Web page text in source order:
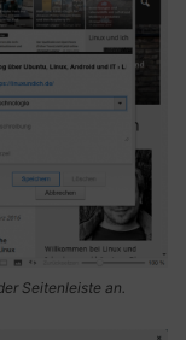
Seitenleiste an.